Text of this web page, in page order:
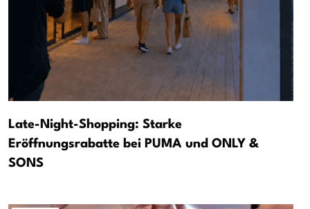
Late-Night-Shopping: Starke
Eröffnungsrabatte bei PUMA und ONLY &
SONS